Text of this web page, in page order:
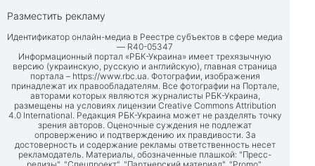
Разместить рекламу
Идентификатор онлайн-медиа в Реестре субъектов в сфере медиа
— R40-05347
Информационный портал «РБК-Украина» имеет трехязычную
версию (украинскую, русскую и английскую), главная страница
портала – https://www.rbc.ua. Фотографии, изображения
принадлежат их правообладателям. Все фотографии на Портале,
авторами которых являются журналисты РБК-Украина,
размещены на условиях лицензии Creative Commons Attribution
4.0 International. Редакция РБК-Украина может не разделять точку
зрения авторов. Оценочные суждения не подлежат
опровержению и подтверждению их правдивости. За
достоверность и содержание рекламы ответственность несет
рекламодатель. Материалы, обозначенные плашкой: "Пресс-